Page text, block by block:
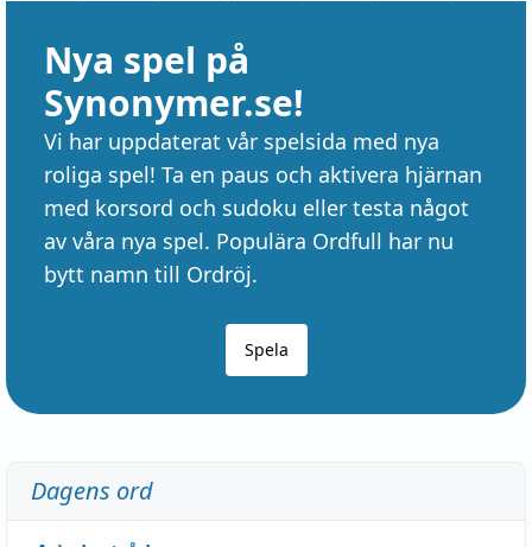
Nya spel på
Synonymer.se!
Vi har uppdaterat vår spelsida med nya
roliga spel! Ta en paus och aktivera hjärnan
med korsord och sudoku eller testa något
av våra nya spel. Populära Ordfull har nu
bytt namn till Ordröj.
Spela
Dagens ord